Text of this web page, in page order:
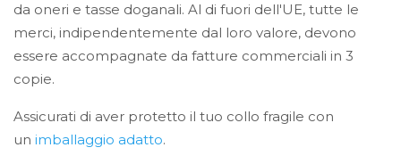
da oneri e tasse doganali. Al di fuori dell'UE, tutte le
merci, indipendentemente dal loro valore, devono
essere accompagnate da fatture commerciali in 3
copie.
Assicurati di aver protetto il tuo collo fragile con
un imballaggio adatto.